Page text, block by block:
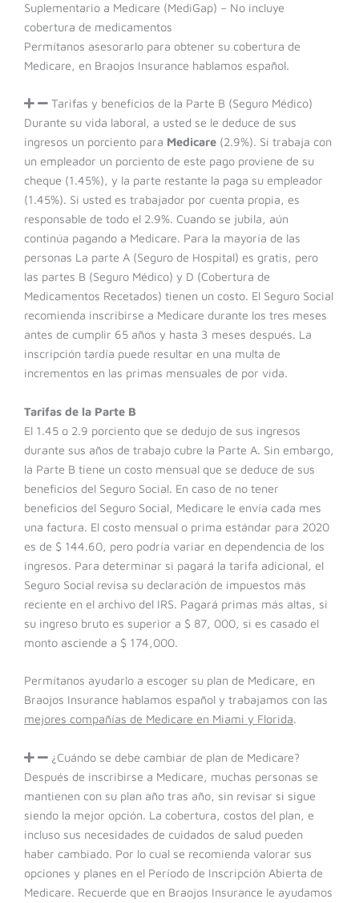
Suplementario a Medicare (MediGap) – No incluye
cobertura de medicamentos
Permítanos asesorarlo para obtener su cobertura de
Medicare, en Braojos Insurance hablamos español.
Tarifas y beneficios de la Parte B (Seguro Médico)
Durante su vida laboral, a usted se le deduce de sus
ingresos un porciento para Medicare (2.9%). Si trabaja con
un empleador un porciento de este pago proviene de su
cheque (1.45%), y la parte restante la paga su empleador
(1.45%). Si usted es trabajador por cuenta propia, es
responsable de todo el 2.9%. Cuando se jubila, aún
continúa pagando a Medicare. Para la mayoría de las
personas La parte A (Seguro de Hospital) es gratis, pero
las partes B (Seguro Médico) y D (Cobertura de
Medicamentos Recetados) tienen un costo. El Seguro Social
recomienda inscribirse a Medicare durante los tres meses
antes de cumplir 65 años y hasta 3 meses después. La
inscripción tardía puede resultar en una multa de
incrementos en las primas mensuales de por vida.
Tarifas de la Parte B
El 1.45 o 2.9 porciento que se dedujo de sus ingresos
durante sus años de trabajo cubre la Parte A. Sin embargo,
la Parte B tiene un costo mensual que se deduce de sus
beneficios del Seguro Social. En caso de no tener
beneficios del Seguro Social, Medicare le envía cada mes
una factura. El costo mensual o prima estándar para 2020
es de $ 144.60, pero podría variar en dependencia de los
ingresos. Para determinar si pagará la tarifa adicional, el
Seguro Social revisa su declaración de impuestos más
reciente en el archivo del IRS. Pagará primas más altas, si
su ingreso bruto es superior a $ 87, 000, si es casado el
monto asciende a $ 174,000.
Permítanos ayudarlo a escoger su plan de Medicare, en
Braojos Insurance hablamos español y trabajamos con las
mejores compañías de Medicare en Miami y Florida.
¿Cuándo se debe cambiar de plan de Medicare?
Después de inscribirse a Medicare, muchas personas se
mantienen con su plan año tras año, sin revisar si sigue
siendo la mejor opción. La cobertura, costos del plan, e
incluso sus necesidades de cuidados de salud pueden
haber cambiado. Por lo cual se recomienda valorar sus
opciones y planes en el Período de Inscripción Abierta de
Medicare. Recuerde que en Braojos Insurance le ayudamos